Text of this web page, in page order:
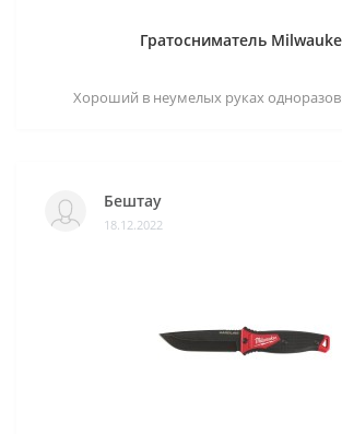
Гратосниматель
Хороший в неумелых руках
Бештау
18.12.2022